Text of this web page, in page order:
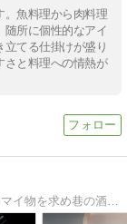
。魚料理から肉料理
随所に個性的なアイ
てる仕掛けが盛り
さと料理への情熱が
飲み歩き、食べ歩きのブログ。ウマイ酒、ウマイ物を求め巷の酒場、居酒屋をさまよっています。